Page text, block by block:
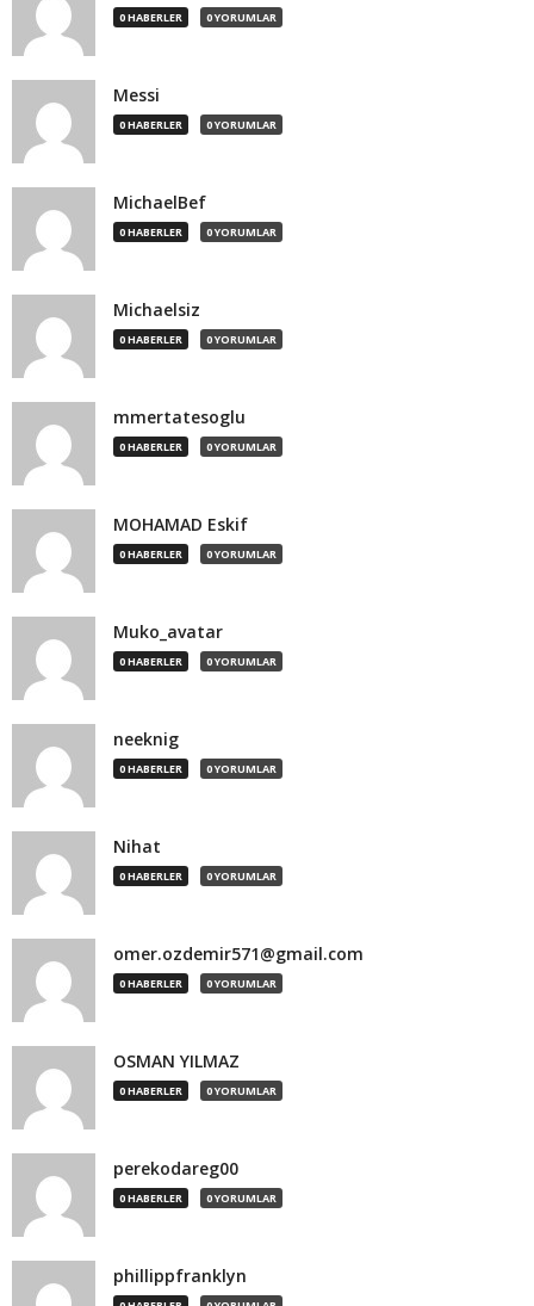
0 HABERLER 0 YORUMLAR
Messi
0 HABERLER 0 YORUMLAR
MichaelBef
0 HABERLER 0 YORUMLAR
Michaelsiz
0 HABERLER 0 YORUMLAR
mmertatesoglu
0 HABERLER 0 YORUMLAR
MOHAMAD Eskif
0 HABERLER 0 YORUMLAR
Muko_avatar
0 HABERLER 0 YORUMLAR
neeknig
0 HABERLER 0 YORUMLAR
Nihat
0 HABERLER 0 YORUMLAR
omer.ozdemir571@gmail.com
0 HABERLER 0 YORUMLAR
OSMAN YILMAZ
0 HABERLER 0 YORUMLAR
perekodareg00
0 HABERLER 0 YORUMLAR
phillippfranklyn